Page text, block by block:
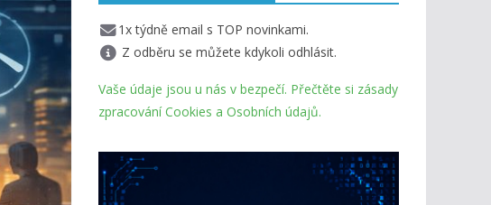
1x týdně email s TOP novinkami.
Z odběru se můžete kdykoli odhlásit.
Vaše údaje jsou u nás v bezpečí. Přečtěte si zásady
zpracování Cookies a Osobních údajů.